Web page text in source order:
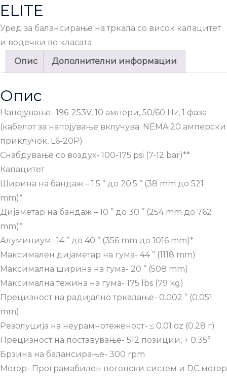
ELITE
Уред за балансирање на тркала со висок капацитет
и водечки во класата
Опис
Дополнителни информации
Опис
Напојување- 196-253V, 10 ампери, 50/60 Hz, 1 фаза
(кабелот за напојување вклучува: NEMA 20 амперски
приклучок, L6-20P)
Снабдување со воздух- 100-175 psi (7-12 bar)**
Капацитет
Ширина на бандаж – 1.5 ’’ до 20.5 ’’ (38 mm до 521
mm)*
Дијаметар на бандаж – 10 ’’ до 30 ’’ (254 mm до 762
mm)*
Алуминиум- 14 ’’ до 40 ’’ (356 mm до 1016 mm)*
Максимален дијаметар на гума- 44 ’’ (1118 mm)
Максимална ширина на гума- 20 ’’ (508 mm)
Максимална тежина на гума- 175 lbs (79 kg)
Прецизност на радијално тркалање- 0.002 ’’ (0.051
mm)
Резолуција на неурамнотеженост- ≤ 0.01 oz (0.28 г)
Прецизност на поставување- 512 позиции, + 0.35°
Брзина на балансирање- 300 rpm
Мотор- Програмабилен погонски систем и DC мотор